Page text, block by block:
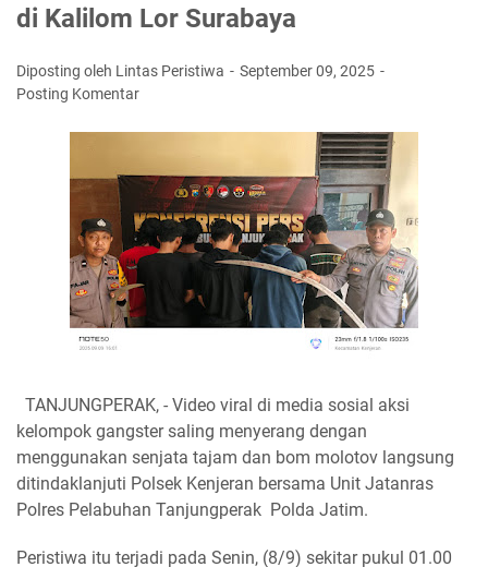
di Kalilom Lor Surabaya
Diposting oleh Lintas Peristiwa
September 09, 2025
Posting Komentar
TANJUNGPERAK, - Video viral di media sosial aksi
kelompok gangster saling menyerang dengan
menggunakan senjata tajam dan bom molotov langsung
ditindaklanjuti Polsek Kenjeran bersama Unit Jatanras
Polres Pelabuhan Tanjungperak Polda Jatim.
Peristiwa itu terjadi pada Senin, (8/9) sekitar pukul 01.00